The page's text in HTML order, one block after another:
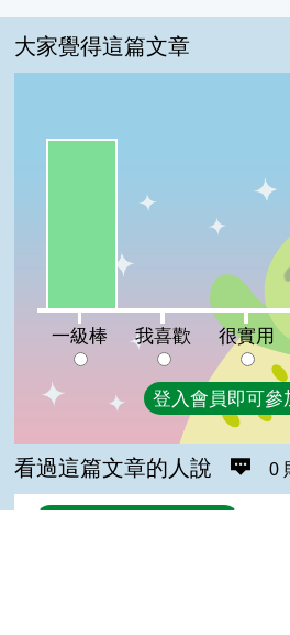
大家覺得這篇文章
我喜歡:0% 很實用:0%
一級棒 我喜歡 很實用
登入會員即可參
看過這篇文章的人說 0